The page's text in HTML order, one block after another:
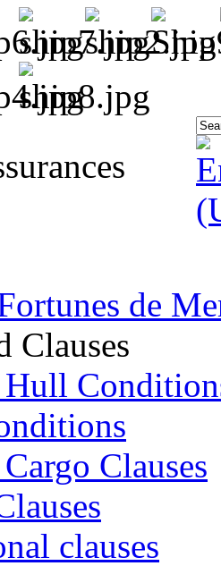
de
Clauses
Hull
Clauses
clauses